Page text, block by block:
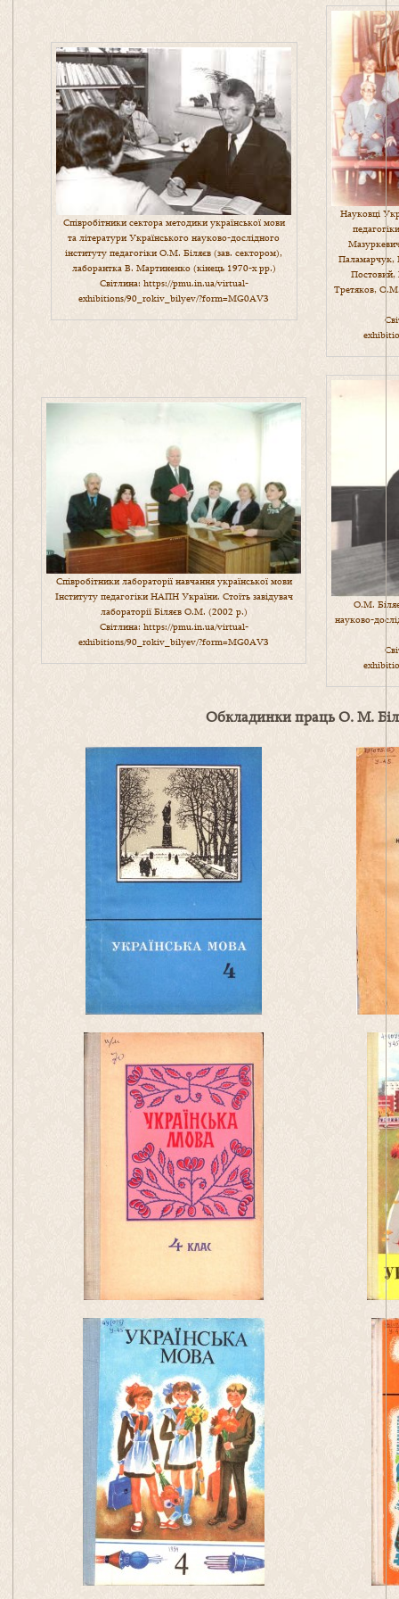
Співробітники сектора методики української мови
та літератури Українського науково-дослідного
інституту педагогіки О.М. Біляєв (зав. сектором),
лаборантка В. Мартиненко (кінець 1970-х рр.)
Світлина: https://pmu.in.ua/virtual-
exhibitions/90_rokiv_bilyev/?form=MG0AV3
Науковці
Паламарчук,
Третяков,
Співробітники лабораторії навчання української мови
Інституту педагогіки НАПН України. Стоїть завідувач
лабораторії Біляєв О.М. (2002 р.)
Світлина: https://pmu.in.ua/virtual-
exhibitions/90_rokiv_bilyev/?form=MG0AV3
О.М.
науково-
Обкладинки праць О. М.